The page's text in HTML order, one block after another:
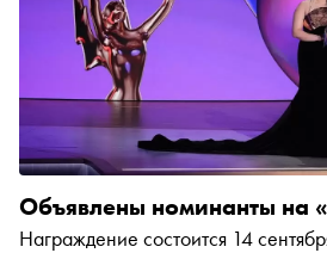
Объявлены номинанты на
Награждение состоится 14